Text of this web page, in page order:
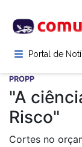
para
conteúdoPortal de
PROPP
"A
Risco"
Cortes no